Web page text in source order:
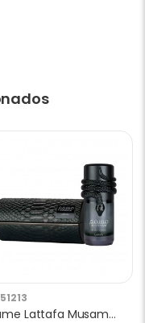
Perfume Lattafa Musaman Black Intense EDP Unissex 100ml